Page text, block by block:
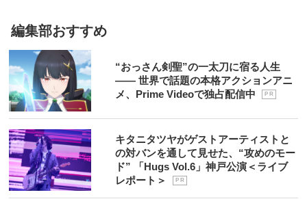
編集部おすすめ
“おっさん剣聖”の一太刀に宿る人生
―― 世界で話題の本格アクションアニ
メ、Prime Videoで独占配信中
P R
キタニタツヤがゲストアーティストと
の対バンを通して見せた、“攻めのモー
ド” 「Hugs Vol.6」神戸公演＜ライブ
レポート＞
P R